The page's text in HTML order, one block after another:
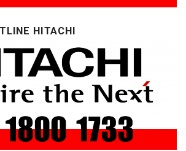
HITACHI